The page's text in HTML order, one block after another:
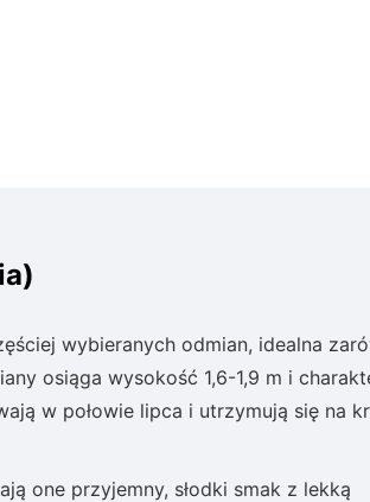
wybieranych odmian, idealna
osiąga wysokość 1,6-1,9 m i
w połowie lipca i utrzymują się na
one przyjemny, słodki smak z lekką